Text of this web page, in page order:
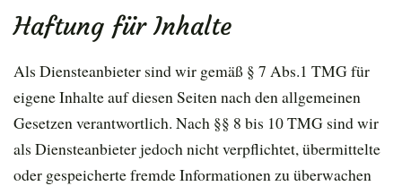
Haftung für Inhalte
Als Diensteanbieter sind wir gemäß § 7 Abs.1 TMG für
eigene Inhalte auf diesen Seiten nach den allgemeinen
Gesetzen verantwortlich. Nach §§ 8 bis 10 TMG sind wir
als Diensteanbieter jedoch nicht verpflichtet, übermittelte
oder gespeicherte fremde Informationen zu überwachen